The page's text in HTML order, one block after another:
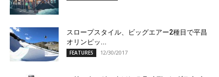
スロープスタイル、ビッグエアー2種目で平昌
オリンピッ...
FEATURES 12/30/2017